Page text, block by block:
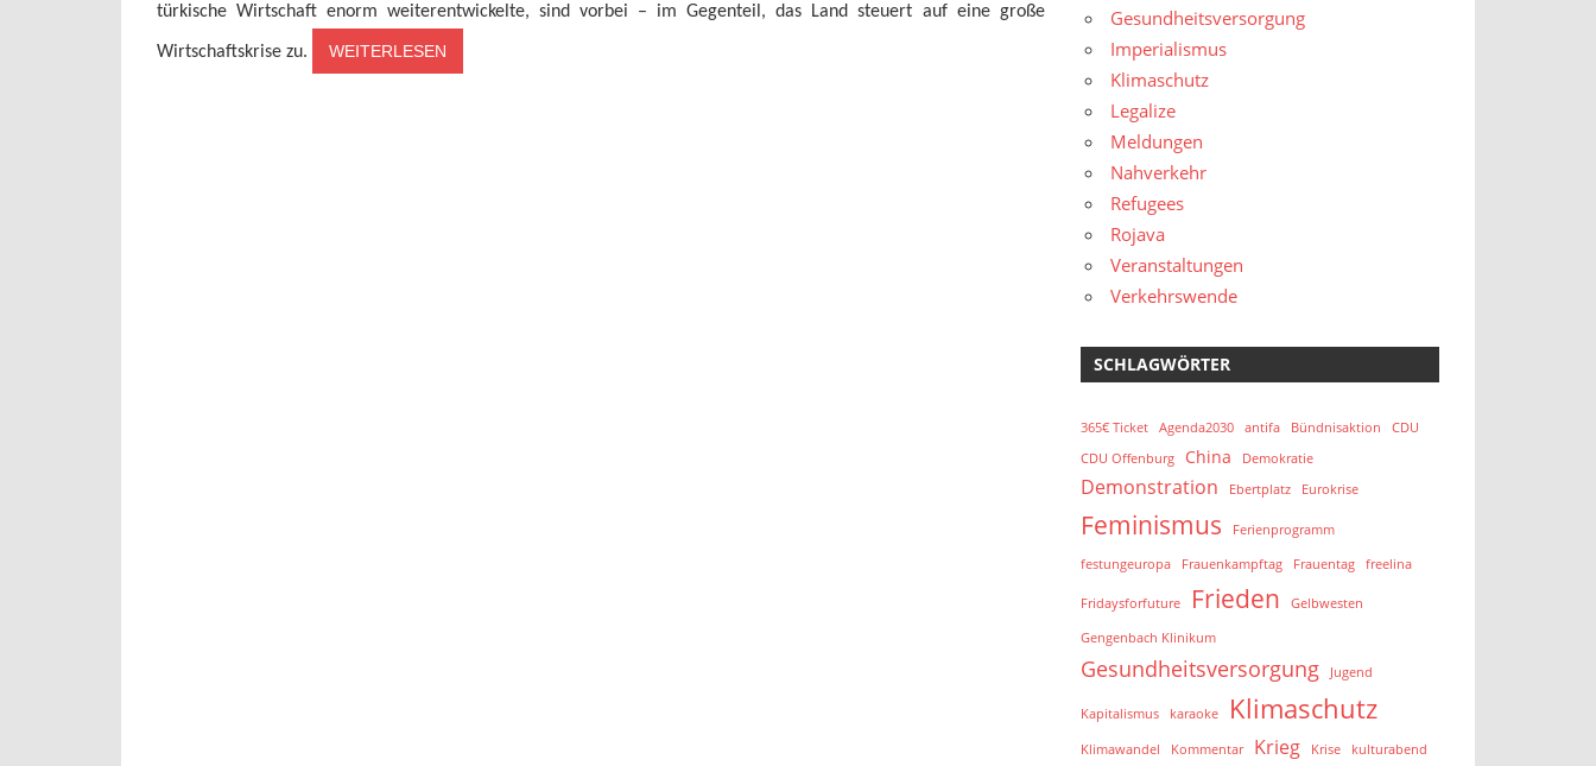
türkische Wirtschaft enorm weiterentwickelte, sind vorbei – im Gegenteil, das Land steuert auf eine große
Wirtschaftskrise zu. WEITERLESEN
Gesundheitsversorgung
Imperialismus
Klimaschutz
Legalize
Meldungen
Nahverkehr
Refugees
Rojava
Veranstaltungen
Verkehrswende
SCHLAGWÖRTER
365€ Ticket Agenda2030 antifa Bündnisaktion
CDU
CDU Offenburg
China Demokratie
Demonstration Ebertplatz Eurokrise
Feminismus Ferienprogramm
festungeuropa Frauenkampftag Frauentag freelina
Fridaysforfuture Frieden Gelbwesten
Gengenbach Klinikum
Gesundheitsversorgung Jugend
Kapitalismus karaoke Klimaschutz
Klimawandel Kommentar Krieg Krise kulturabend